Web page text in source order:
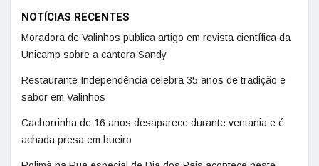
NOTÍCIAS RECENTES
Moradora de Valinhos publica artigo em revista científica da
Unicamp sobre a cantora Sandy
Restaurante Independência celebra 35 anos de tradição e
sabor em Valinhos
Cachorrinha de 16 anos desaparece durante ventania e é
achada presa em bueiro